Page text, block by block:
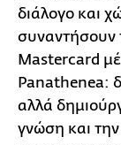
διάλογο και
συναντήσουν
Mastercard
Panathenea:
αλλά
γνώση και